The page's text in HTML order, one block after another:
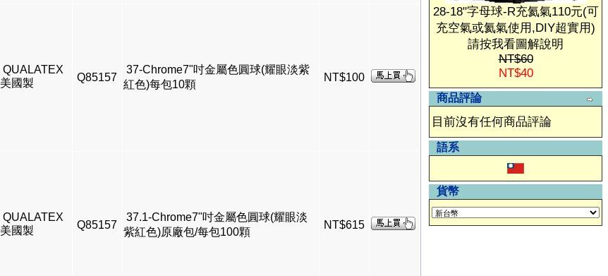
QUALATEX
美國製
Q85157
37-Chrome7"吋金屬色圓球(耀眼淡紫
紅色)每包10顆
NT$100
QUALATEX
美國製
Q85157
37.1-Chrome7"吋金屬色圓球(耀眼淡
紫紅色)原廠包/每包100顆
NT$615
28-18"字母球-R充氦氣110元(可
充空氣或氦氣使用,DIY超實用)
請按我看圖解說明
NT$60
NT$40
商品評論
目前沒有任何商品評論
語系
貨幣